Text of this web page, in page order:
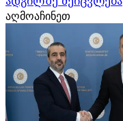
აღმოაჩინეთ